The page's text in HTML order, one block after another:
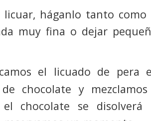
licuar, háganlo tanto
muy fina o dejar
el licuado de pera
chocolate y
el chocolate se